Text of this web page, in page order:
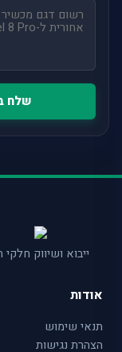
שלח
ייבוא ושיווק
אודות
תנאי שימוש
הצהרת נגישות